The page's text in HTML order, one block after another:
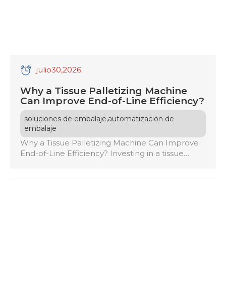
julio30,2026
Why a Tissue Palletizing Machine
Can Improve End-of-Line Efficiency?
soluciones de embalaje,automatización de
embalaje
Why a Tissue Palletizing Machine Can Improve
End-of-Line Efficiency? Investing in a tissue